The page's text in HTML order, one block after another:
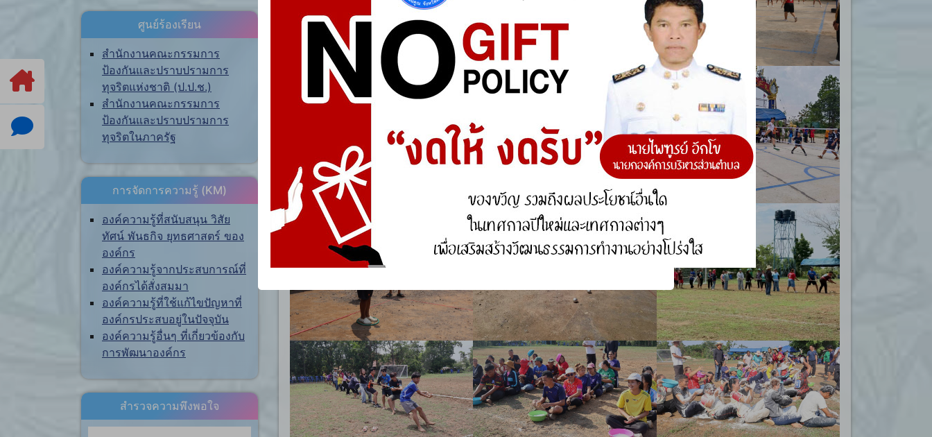
ศูนย์ร้องเรียน
สำนักงานคณะกรรมการ
ป้องกันและปราบปรามการ
ทุจริตแห่งชาติ (ป.ป.ช.)
สำนักงานคณะกรรมการ
ป้องกันและปราบปรามการ
ทุจริตในภาครัฐ
การจัดการความรู้ (KM)
องค์ความรู้ที่สนับสนุน วิสัย
ทัศน์ พันธกิจ ยุทธศาสตร์ ของ
องค์กร
องค์ความรู้จากประสบการณ์ที่
องค์กรได้สั่งสมมา
องค์ความรู้ที่ใช้แก้ไขปัญหาที่
องค์กรประสบอยู่ในปัจจุบัน
องค์ความรู้อื่นๆ ที่เกี่ยวข้องกับ
การพัฒนาองค์กร
สำรวจความพึงพอใจ